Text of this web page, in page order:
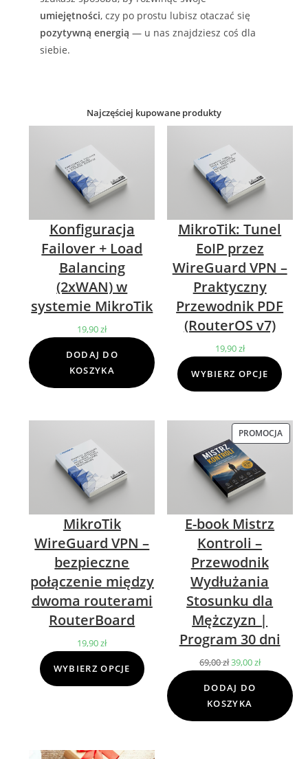
umiejętności, czy po prostu lubisz otaczać się
pozytywną energią — u nas znajdziesz coś dla
siebie.
Najczęściej kupowane produkty
Konfiguracja
Failover + Load
Balancing
(2xWAN) w
systemie MikroTik
19,90zł
DODAJ DO
KOSZYKA
MikroTik: Tunel
EoIP przez
WireGuard VPN –
Praktyczny
Przewodnik PDF
(RouterOS v7)
19,90zł
WYBIERZ OPCJE
MikroTik
WireGuard VPN –
bezpieczne
połączenie między
dwoma routerami
RouterBoard
19,90zł
WYBIERZ OPCJE
PROMOCJA
E-book Mistrz
Kontroli –
Przewodnik
Wydłużania
Stosunku dla
Mężczyzn |
Program 30 dni
69,00złPierwotna
wynosiła:
39,00złAktualna
cena
wynosi:
39,00 zł.
DODAJ DO
KOSZYKA